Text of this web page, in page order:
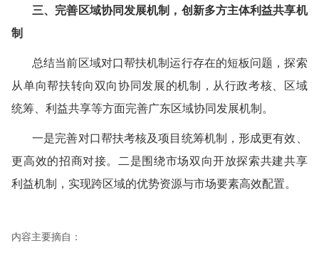
三、完善区域协同发展机制，创新多方主体利益共享机
制
总结当前区域对口帮扶机制运行存在的短板问题，探索
从单向帮扶转向双向协同发展的机制，从行政考核、区域
统筹、利益共享等方面完善广东区域协同发展机制。
一是完善对口帮扶考核及项目统筹机制，形成更有效、
更高效的招商对接。二是围绕市场双向开放探索共建共享
利益机制，实现跨区域的优势资源与市场要素高效配置。
内容主要摘自：